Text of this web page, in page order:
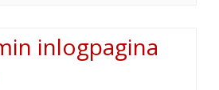
inlogpagina